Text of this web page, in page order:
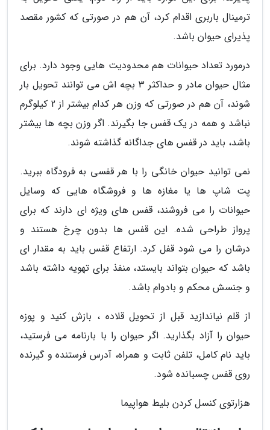
ترمینال باربری اقدام کرد، آن هم در صورتی که کشور مقصد
پذیرای حیوان باشد.
درمورد تعداد حیوانات هم محدودیت هایی وجود دارد. برای
مثال حیوان مادر و حداکثر 3 بچه اش می توانند تحویل بار
شوند، آن هم در صورتی که وزن هر کدام بیشتر از 2 کیلوگرم
نباشد و همه در یک قفس جا بگیرند. اگر وزن بچه ها بیشتر
باشد، باید در قفس های جداگانه گذاشته شوند.
نمی توانید حیوان خانگی را با هر قفسی به فرودگاه ببرید.
پت شاپ ها یا مغازه ها و فروشگاه هایی که وسایل
حیوانات را می فروشند، قفس های ویژه ای دارند که برای
پرواز طراحی شده. این قفس ها بدون چرخ هستند و
درشان را می شود قفل کرد. ارتفاع قفس باید به مقدار ای
باشد که حیوان بتواند بایستد، منفذ برای تهویه داشته باشد
و جنسش محکم و بادوام باشد.
از قلم نیاندازید قبل از تحویل قلاده ، بازش کنید و پوزه
حیوان را آزاد بگذارید. اگر حیوان را با بارنامه می فرستید،
باید نام کامل، تلفن ثابت و همراه، آدرس فرستنده و گیرنده
روی قفس چسبانده شود.
هزارتوی کنسل کردن بلیط هواپیما